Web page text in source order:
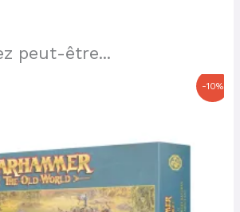
peut-être...
-10%